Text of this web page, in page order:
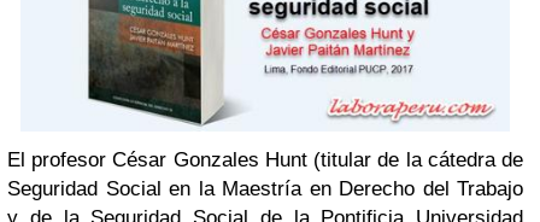
El profesor César Gonzales Hunt (titular de la cátedra de
Seguridad Social en la Maestría en Derecho del Trabajo